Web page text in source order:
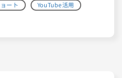
ート YouTube活用